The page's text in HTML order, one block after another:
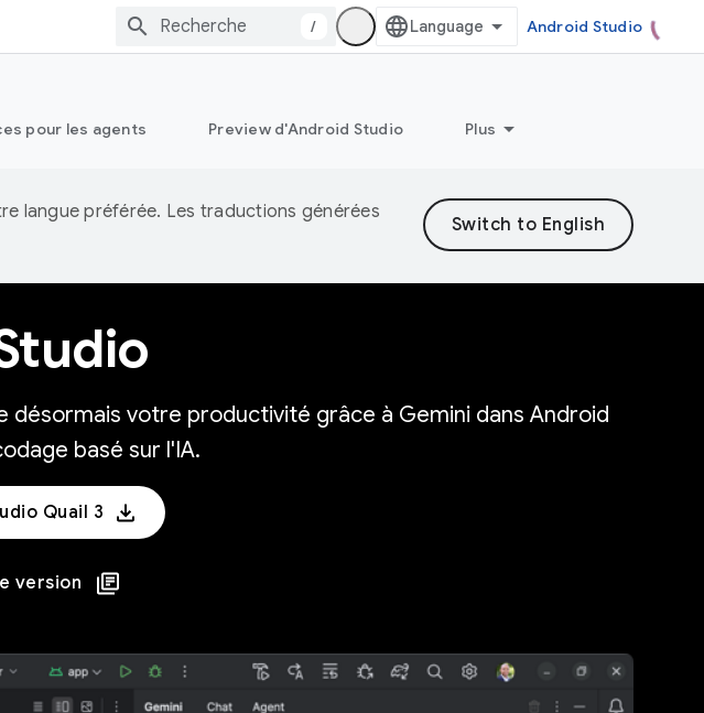
/ Android Studio
pour les agents Preview d'Android Studio Plus
langue préférée. Les traductions générées
votre productivité grâce à Gemini dans Android
basé sur l'IA.
Quail 3
version